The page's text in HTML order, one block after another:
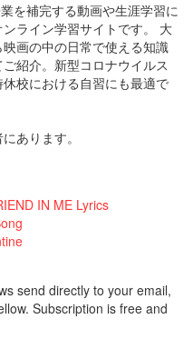
を補完する動画や生涯学習に
ライン学習サイトです。 大
画の中の日常で使える知識
紹介。新型コロナウイルス
校における自習にも最適で
あります。
IN ME Lyrics
send directly to your email,
Subscription is free and